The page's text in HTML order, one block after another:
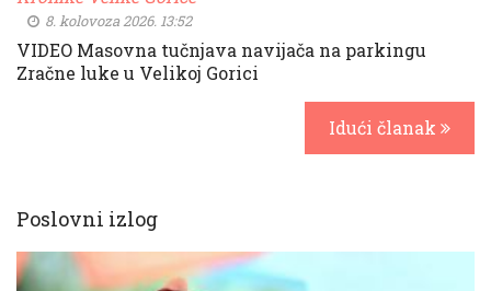
8. kolovoza 2026. 13:52
VIDEO Masovna tučnjava navijača na parkingu
Zračne luke u Velikoj Gorici
Idući članak
Poslovni izlog